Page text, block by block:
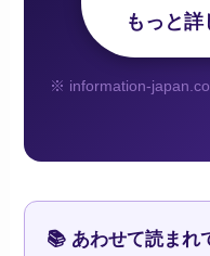
もっと
※ information-
📚 あわせて読まれ